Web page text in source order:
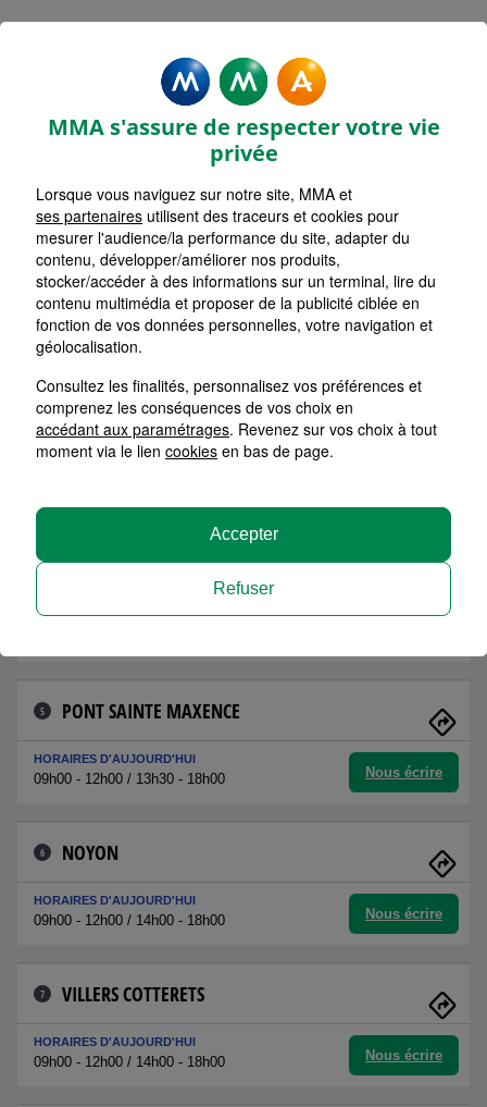
Rechercher une agence par code postal ou ville
Commencez à taper pour voir les suggestions de
Aucune suggestion disponible
LISTE AGENCES
COMPIEGNE HOTEL DE VILLE
HORAIRES D'AUJOURD'HUI
09h00 - 12h30 / 13h45 - 17h45
2 LACROIX SAINT OUEN
HORAIRES D'AUJOURD'HUI
09h00 - 12h00 / 14h00 - 17h45
3 RESSONS SUR MATZ
CREPY EN VALOIS
HORAIRES D'AUJOURD'HUI
5 PONT SAINTE MAXENCE
HORAIRES D'AUJOURD'HUI
09h00 - 12h00 / 13h30 - 18h00 Nous écrire
6 NOYON
HORAIRES D'AUJOURD'HUI
09h00 - 12h00 / 14h00 - 18h00 Nous écrire
7 VILLERS COTTERETS
HORAIRES D'AUJOURD'HUI
09h00 - 12h00 / 14h00 - 18h00 Nous écrire
MMA s'assure de respecter votre vie
privée
Lorsque vous naviguez sur notre site, MMA et
ses partenaires utilisent des traceurs et cookies pour
mesurer l'audience/la performance du site, adapter du
contenu, développer/améliorer nos produits,
stocker/accéder à des informations sur un terminal, lire du
contenu multimédia et proposer de la publicité ciblée en
fonction de vos données personnelles, votre navigation et
géolocalisation.
Consultez les finalités, personnalisez vos préférences et
comprenez les conséquences de vos choix en
accédant aux paramétrages. Revenez sur vos choix à tout
moment via le lien cookies en bas de page.
Refuser
Accepter